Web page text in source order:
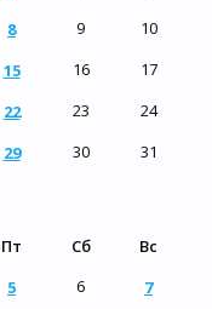
8 9
10
15 16
17
22 23
24
29 30 31
Пт Сб
Вс
5 6
7